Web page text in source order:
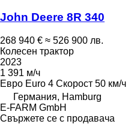
John Deere 8R 340
268 940 € ≈ 526 900 лв.
Колесен трактор
2023
1 391 м/ч
Евро Euro 4 Скорост 50 км/ч
Германия, Hamburg
E-FARM GmbH
Свържете се с продавача